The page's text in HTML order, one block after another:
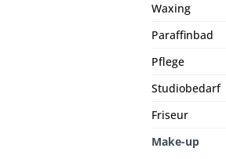
Waxing
Paraffinbad
Pflege
Studiobedarf
Friseur
Make-up